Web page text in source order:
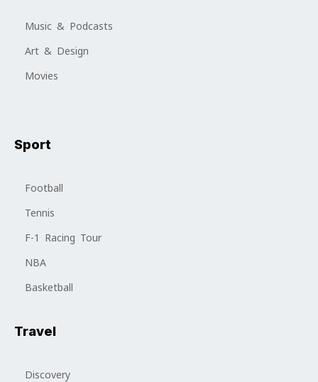
Music & Podcasts
Art & Design
Movies
Sport
Football
Tennis
F-1 Racing Tour
NBA
Basketball
Travel
Discovery